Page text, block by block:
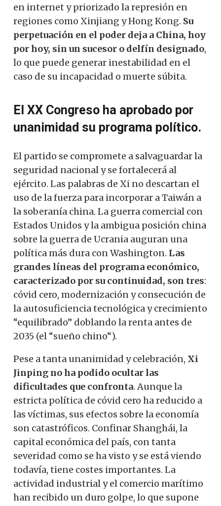
en internet y priorizado la represión en
regiones como Xinjiang y Hong Kong. Su
perpetuación en el poder deja a China, hoy
por hoy, sin un sucesor o delfín designado,
lo que puede generar inestabilidad en el
caso de su incapacidad o muerte súbita.
El XX Congreso ha aprobado por
unanimidad su programa político.
El partido se compromete a salvaguardar la
seguridad nacional y se fortalecerá al
ejército. Las palabras de Xi no descartan el
uso de la fuerza para incorporar a Taiwán a
la soberanía china. La guerra comercial con
Estados Unidos y la ambigua posición china
sobre la guerra de Ucrania auguran una
política más dura con Washington. Las
grandes líneas del programa económico,
caracterizado por su continuidad, son tres:
cóvid cero, modernización y consecución de
la autosuficiencia tecnológica y crecimiento
“equilibrado” doblando la renta antes de
2035 (el “sueño chino“).
Pese a tanta unanimidad y celebración, Xi
Jinping no ha podido ocultar las
dificultades que confronta. Aunque la
estricta política de cóvid cero ha reducido a
las víctimas, sus efectos sobre la economía
son catastróficos. Confinar Shanghái, la
capital económica del país, con tanta
severidad como se ha visto y se está viendo
todavía, tiene costes importantes. La
actividad industrial y el comercio marítimo
han recibido un duro golpe, lo que supone